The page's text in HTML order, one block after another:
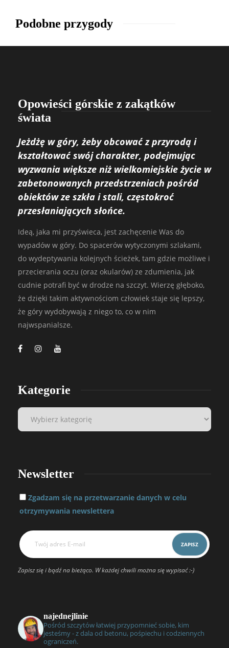
Podobne przygody
Opowieści górskie z zakątków
świata
Jeżdżę w góry, żeby obcować z przyrodą i
kształtować swój charakter, podejmując
wyzwania większe niż wielkomiejskie życie w
zabetonowanych przedstrzeniach pośród
obiektów ze szkła i stali, częstokroć
przesłaniających słońce.
Ideą, jaka mi przyświeca, jest zachęcenie Was do
wypadów w góry. Do spacerów wytyczonymi szlakami,
do wydeptywania kolejnych ścieżek, tam gdzie możliwe i
przecierania oczu (oraz okularów) ze zdumienia, jak
cudnie potrafi być w drodze na szczyt. Wierzę głęboko,
że dzięki takim aktywnościom człowiek staje się lepszy,
że góry wydobywają z niego to, co w nim
najwspanialsze.
Kategorie
Newsletter
Zgadzam się na przetwarzanie danych w celu
otrzymywania newslettera
Zapisz się i bądź na bieżąco. W każdej chwili można się wypisać :-)
najednejlinie
Pośród szczytów łatwiej przypomnieć sobie, kim
jesteśmy - z dala od betonu, pośpiechu i codziennych
ograniczeń.